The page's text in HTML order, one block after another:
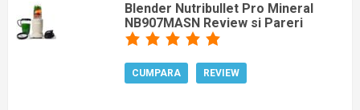
Blender Nutribullet Pro Mineral
NB907MASN Review si Pareri
CUMPARA REVIEW